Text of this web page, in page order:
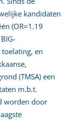
kandidaten
(OR=1.19
en
(TMSA) een
m.b.t.
worden door